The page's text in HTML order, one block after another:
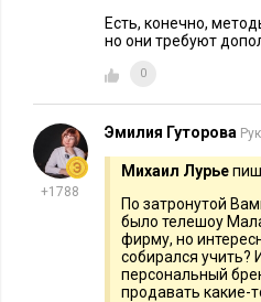
Есть, конечно,
но они требуют
0
+1788
Эмилия Гуторова
Михаил Лурье
По затронутой
было телешоу
фирму, но
собирался учить?
персональный
продавать какие-